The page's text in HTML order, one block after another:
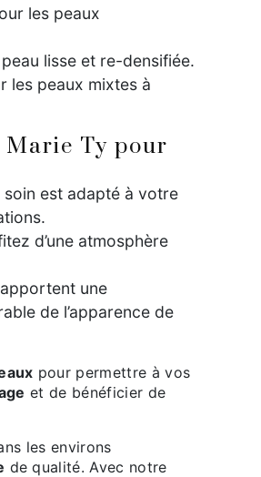
les peaux
lisse et re-densifiée.
les peaux mixtes à
Marie Ty pour
soin est adapté à votre
d’une atmosphère
une
de l’apparence de
pour permettre à vos
et de bénéficier de
les environs
de qualité. Avec notre